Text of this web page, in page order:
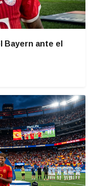
Bayern ante el